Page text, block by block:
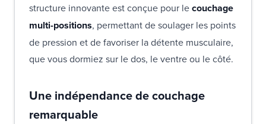
structure innovante est conçue pour lecouchage
multi-positions, permettant de soulager les points
de pression et de favoriser la détente musculaire,
que vous dormiez sur le dos, le ventre ou le côté.
Une indépendance de couchage
remarquable